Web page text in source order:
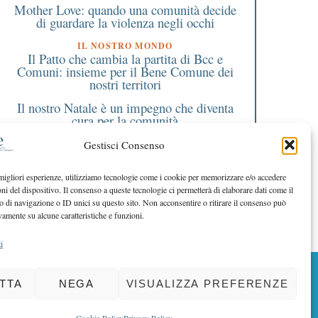
Gestisci Consenso
esperienze, utilizziamo tecnologie come i cookie per memorizzare e/o accedere
del dispositivo. Il consenso a queste tecnologie ci permetterà di elaborare dati come il
di navigazione o ID unici su questo sito. Non acconsentire o ritirare il consenso può
su alcune caratteristiche e funzioni.
NEGA VISUALIZZA PREFERENZE
Mother Love: quando una comunità decide
di guardare la violenza negli occhi
IL NOSTRO MONDO
Il Patto che cambia la partita di Bcc e
Comuni: insieme per il Bene Comune dei
nostri territori
Il nostro Natale è un impegno che diventa
cura per la comunità
EDITORIALE DIRETTORE
EDITORIALE PRESIDENTE
Il senso di ciò che siamo diventati
BACK TO TOP